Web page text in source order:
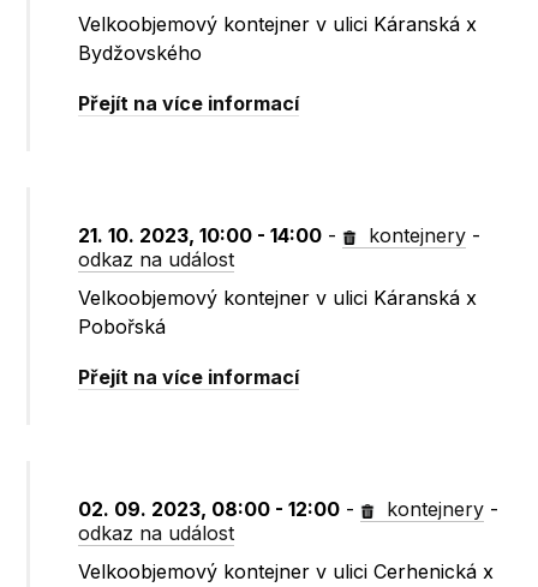
Velkoobjemový kontejner v ulici Káranská x
Bydžovského
Přejít na více informací
21. 10. 2023, 10:00 - 14:00 - kontejnery -
odkaz na událost
Velkoobjemový kontejner v ulici Káranská x
Pobořská
Přejít na více informací
02. 09. 2023, 08:00 - 12:00 - kontejnery -
odkaz na událost
Velkoobjemový kontejner v ulici Cerhenická x